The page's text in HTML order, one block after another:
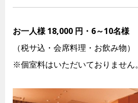
お一人様 18,000 円・6～10名様
（税サ込・会席料理・お飲み物）
※個室料はいただいておりません。